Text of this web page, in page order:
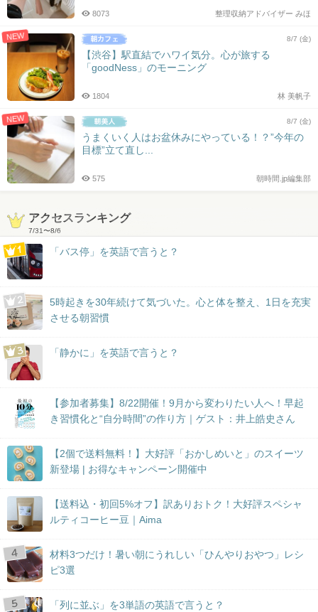
整理収納アドバイザー みほ
8073
NEW 8/7 (金)
【渋谷】駅直結でハワイ気分。心が旅する
「goodNess」のモーニング
林 美帆子
1804
NEW 8/7 (金)
うまくいく人はお盆休みにやっている！？”今年の
目標”立て直し...
朝時間.jp編集部
575
アクセスランキング
7/31〜8/6
「バス停」を英語で言うと？
5時起きを30年続けて気づいた。心と体を整え、1日を充実
させる朝習慣
「静かに」を英語で言うと？
【参加者募集】8/22開催！9月から変わりたい人へ！早起
き習慣化と“自分時間”の作り方｜ゲスト：井上皓史さん
【2個で送料無料！】大好評「おかしめいと」のスイーツ
新登場 | お得なキャンペーン開催中
【送料込・初回5%オフ】訳ありおトク！大好評スペシャ
ルティコーヒー豆｜Aima
材料3つだけ！暑い朝にうれしい「ひんやりおやつ」レシ
ピ3選
「列に並ぶ」を3単語の英語で言うと？